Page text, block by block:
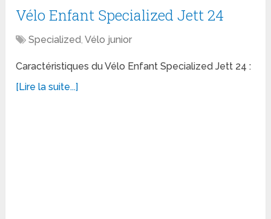
Vélo Enfant Specialized Jett 24
Specialized,Vélo junior
Caractéristiques du Vélo Enfant Specialized Jett 24 :
[Lire la suite...]